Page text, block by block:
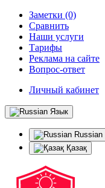
Заметки (0)
Сравнить
Наши услуги
Тарифы
Реклама на сайте
Вопрос-ответ
Личный кабинет
Язык
Russian
Қазақ